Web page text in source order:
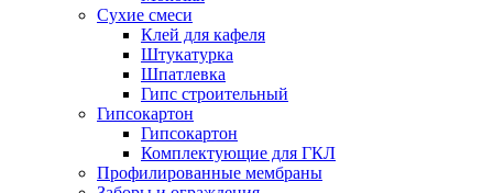
Сухие смеси
Клей для кафеля
Штукатурка
Шпатлевка
Гипс строительный
Гипсокартон
Гипсокартон
Комплектующие для ГКЛ
Профилированные мембраны